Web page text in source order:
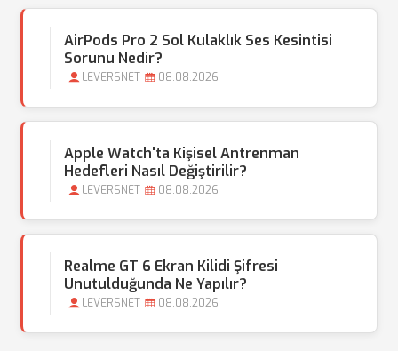
AirPods Pro 2 Sol Kulaklık Ses Kesintisi
Sorunu Nedir?
LEVERSNET 08.08.2026
Apple Watch'ta Kişisel Antrenman
Hedefleri Nasıl Değiştirilir?
LEVERSNET 08.08.2026
Realme GT 6 Ekran Kilidi Şifresi
Unutulduğunda Ne Yapılır?
LEVERSNET 08.08.2026